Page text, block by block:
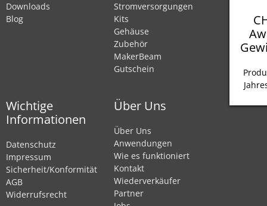
Downloads
Blog
Stromversorgungen
Kits
Gehäuse
Zubehör
MakerBeam
Gutschein
Wichtige
Informationen
Datenschutz
Impressum
Sicherheit/Konformität
AGB
Widerrufsrecht
Über Uns
Über Uns
Anwendungen
Wie es funktioniert
Kontakt
Wiederverkäufer
Partner